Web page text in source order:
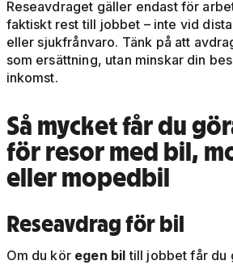
Reseavdraget gäller endast för
faktiskt rest till jobbet – inte vid
eller sjukfrånvaro. Tänk på att
som ersättning, utan minskar din
inkomst.
Så mycket får du
för resor med bil,
eller mopedbil
Reseavdrag för bil
Om du kör egen bil till jobbet får du